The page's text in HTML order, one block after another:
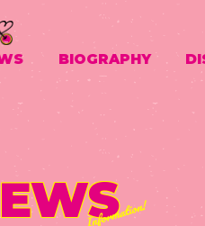
BIOGRAPHY
EWS